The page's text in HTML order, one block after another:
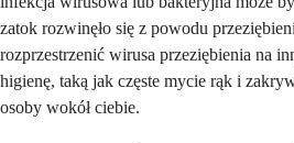
zatok rozwinęło się z powodu
rozprzestrzenić wirusa przeziębienia na
higienę, taką jak częste mycie rąk i
osoby wokół ciebie.